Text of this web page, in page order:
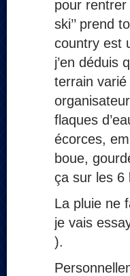
pour rentrer
ski’’ prend
country est
j’en déduis
terrain
flaques
écorces,
boue,
ça sur les 6
La pluie ne
je vais
).